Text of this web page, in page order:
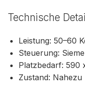
Technische
Leistung: 50–60
Steuerung:
Platzbedarf: 590
Zustand: Nahezu